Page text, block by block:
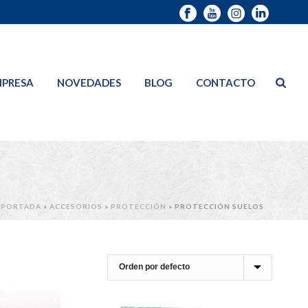
NOVEDADES BLOG CONTACTO
PORTADA » ACCESORIOS » PROTECCIÓN » PROTECCIÓN SUELOS